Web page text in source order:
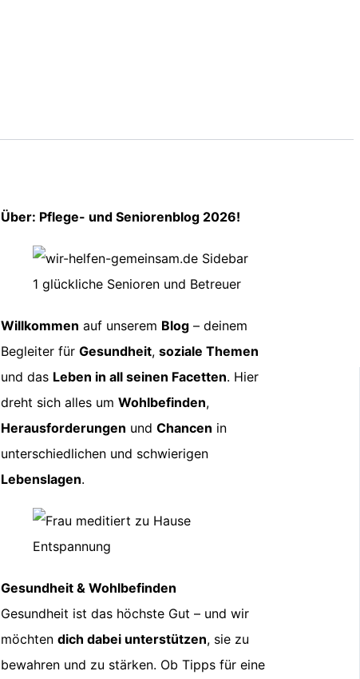
Über: Pflege- und Seniorenblog 2026!
Willkommen auf unserem Blog – deinem
Begleiter fürGesundheit,soziale Themen
und das Leben in all seinen Facetten. Hier
dreht sich alles umWohlbefinden,
Herausforderungen undChancen in
unterschiedlichen und schwierigen
Lebenslagen.
Gesundheit & Wohlbefinden
Gesundheit ist das höchste Gut – und wir
möchtendich dabei unterstützen, sie zu
bewahren und zu stärken. Ob Tipps für eine